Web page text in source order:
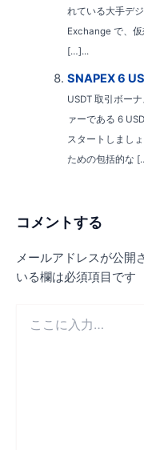
れている大手デ
Exchange で、
[…]...
SNAPEX 6
USDT 取引ボー
ァーである 6
スタートしまし
ための包括的な
コメントする
メールアドレスが公開
いる欄は必須項目です